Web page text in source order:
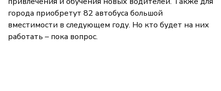
города приобретут 82 автобуса большой
вместимости в следующем году. Но кто будет на них
работать – пока вопрос.